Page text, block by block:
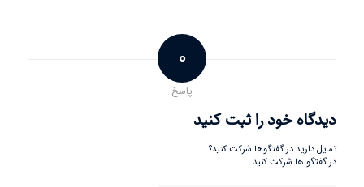
0
پاسخ
دیدگاه خود را ثبت کنید
تمایل دارید در گفتگوها شرکت کنید؟
در گفتگو ها شرکت کنید.